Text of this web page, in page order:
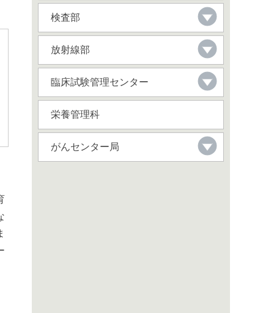
検査部
放射線部
臨床試験管理センター
栄養管理科
がんセンター局